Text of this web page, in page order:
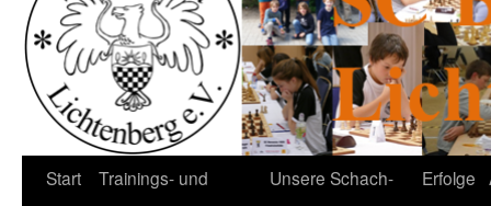
Start
Trainings- und
Unsere Schach-
Erfolge